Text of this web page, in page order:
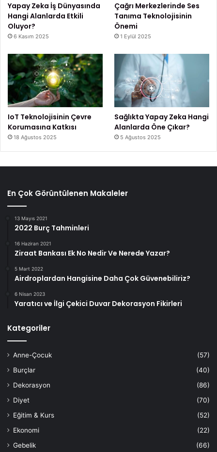
Yapay Zeka İş Dünyasında
Hangi Alanlarda Etkili
Oluyor?
6 Kasım 2025
Çağrı Merkezlerinde Ses
Tanıma Teknolojisinin
Önemi
1 Eylül 2025
IoT Teknolojisinin Çevre
Korumasına Katkısı
18 Ağustos 2025
Sağlıkta Yapay Zeka Hangi
Alanlarda Öne Çıkar?
5 Ağustos 2025
En Çok Görüntülenen Makaleler
13 Mayıs 2021
2022 Burç Tahminleri
16 Haziran 2021
Ziraat Bankası Ek No Nedir Ve Nerede Yazar?
5 Mart 2022
Airdroplardan Hangisine Daha Çok Güvenebiliriz?
6 Nisan 2023
Yaratıcı ve İlgi Çekici Duvar Dekorasyon Fikirleri
Kategoriler
Anne-Çocuk
(57)
Burçlar
(40)
Dekorasyon
(86)
Diyet
(70)
Eğitim & Kurs
(52)
Ekonomi
(22)
Gebelik
(66)